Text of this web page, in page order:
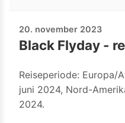
20. november 2023
Black Flyday -
Reiseperiode: Europa/
juni 2024, Nord-
2024.